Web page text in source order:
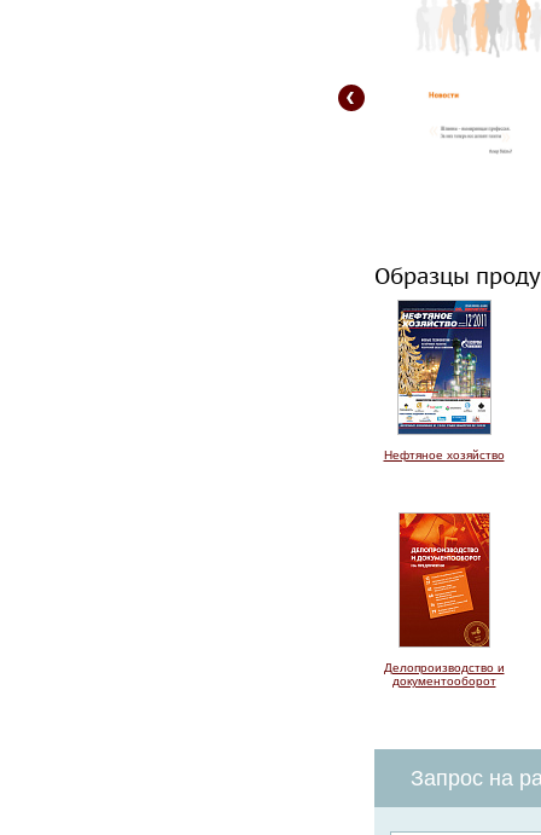
Образцы
Нефтяное хозяйство
Делопроизводство и
документооборот
Запрос на